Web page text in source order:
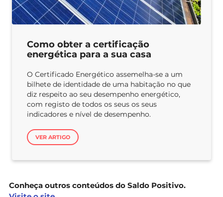
Como obter a certificação
energética para a sua casa
O Certificado Energético assemelha-se a um
bilhete de identidade de uma habitação no que
diz respeito ao seu desempenho energético,
com registo de todos os seus os seus
indicadores e nível de desempenho.
VER ARTIGO
Conheça outros conteúdos do Saldo Positivo.